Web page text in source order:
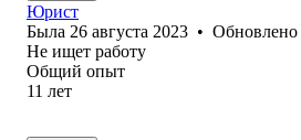
Юрист
Была 26 августа 2023 • Обновлено
Не ищет работу
Общий опыт
11 лет